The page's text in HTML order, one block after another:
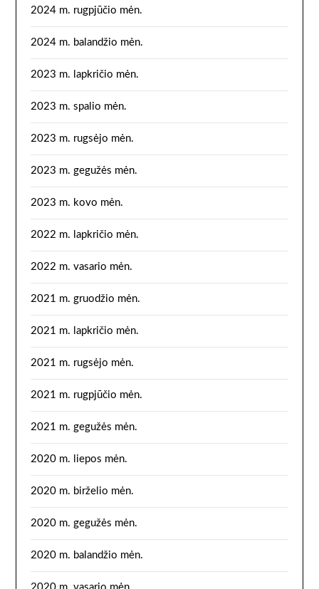
2024 m. rugpjūčio mėn.
2024 m. balandžio mėn.
2023 m. lapkričio mėn.
2023 m. spalio mėn.
2023 m. rugsėjo mėn.
2023 m. gegužės mėn.
2023 m. kovo mėn.
2022 m. lapkričio mėn.
2022 m. vasario mėn.
2021 m. gruodžio mėn.
2021 m. lapkričio mėn.
2021 m. rugsėjo mėn.
2021 m. rugpjūčio mėn.
2021 m. gegužės mėn.
2020 m. liepos mėn.
2020 m. birželio mėn.
2020 m. gegužės mėn.
2020 m. balandžio mėn.